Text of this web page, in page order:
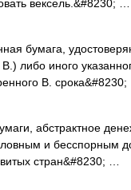
вексель.&#8230; …
бумага,
либо иного
В. срока&#8230;
абстрактное
и бесспорным
стран&#8230; …